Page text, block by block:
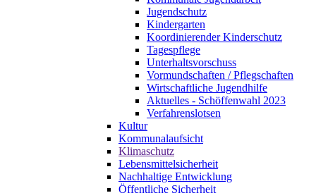
Jugendschutz
Kindergarten
Koordinierender Kinderschutz
Tagespflege
Unterhaltsvorschuss
Vormundschaften / Pflegschaften
Wirtschaftliche Jugendhilfe
Aktuelles - Schöffenwahl 2023
Verfahrenslotsen
Kultur
Kommunalaufsicht
Klimaschutz
Lebensmittelsicherheit
Nachhaltige Entwicklung
Öffentliche Sicherheit